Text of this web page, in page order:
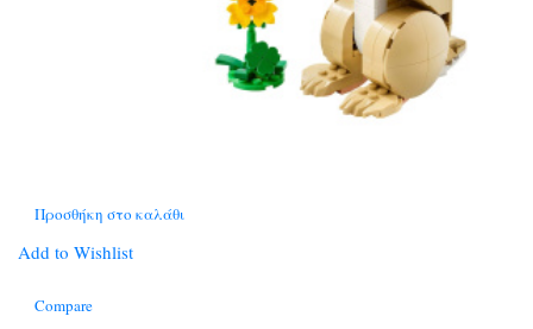
Προσθήκη στο καλάθι
Add to Wishlist
Compare